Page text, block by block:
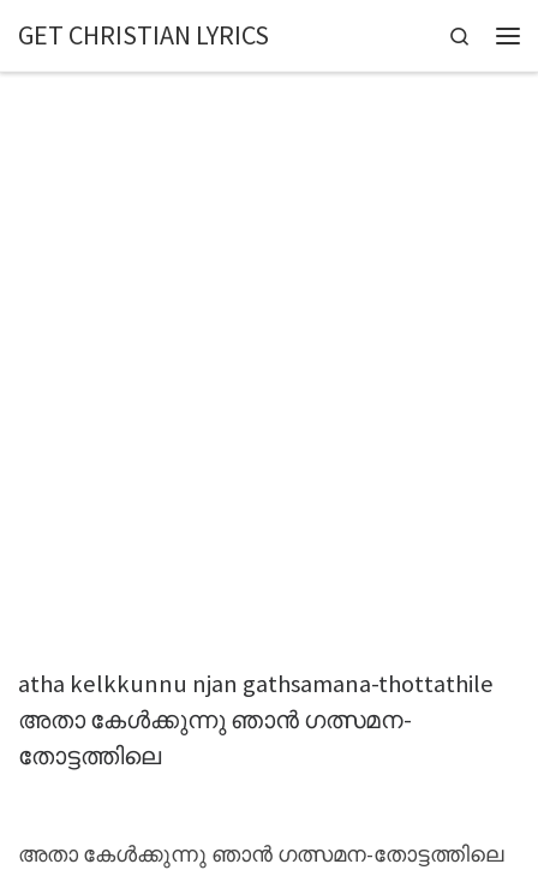
Skip to content
GET CHRISTIAN LYRICS Search
atha kelkkunnu njan gathsamana-thottathile
അതാ കേൾക്കുന്നു ഞാൻ ഗത്സമന-
തോട്ടത്തിലെ
അതാ കേൾക്കുന്നു ഞാൻ ഗത്സമന-തോട്ടത്തിലെ